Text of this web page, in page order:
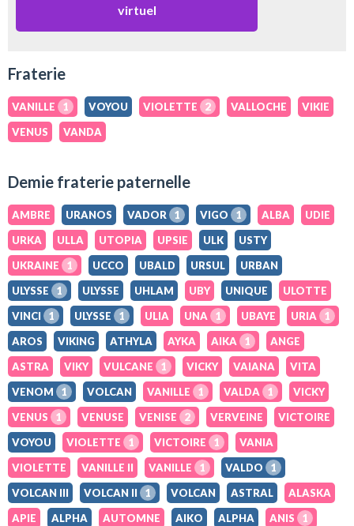
virtuel
Fraterie
VANILLE 1 VOYOU VIOLETTE 2 VALLOCHE
VIKIE
VENUS
VANDA
Demie fraterie paternelle
AMBRE URANOS VADOR 1 VIGO 1 ALBA
UDIE
URKA
ULLA UTOPIA UPSIE ULK
USTY
UKRAINE
1 UCCO UBALD URSUL
URBAN
ULYSSE
1 ULYSSE UHLAM UBY UNIQUE
ULOTTE
VINCI
1 ULYSSE 1 ULIA UNA 1 UBAYE URIA
1
AROS
VIKING ATHYLA AYKA AIKA 1
ANGE
ASTRA
VIKY VULCANE 1 VICKY VAIANA
VITA
VENOM
1 VOLCAN VANILLE 1 VALDA 1
VICKY
VENUS
1 VENUSE VENISE 2 VERVEINE
VICTOIRE
VOYOU
VIOLETTE 1 VICTOIRE 1
VANIA
VIOLETTE
VANILLE II VANILLE 1 VALDO
1
VOLCAN III
VOLCAN II 1 VOLCAN ASTRAL
ALASKA
APIE
ALPHA AUTOMNE AIKO ALPHA ANIS
1